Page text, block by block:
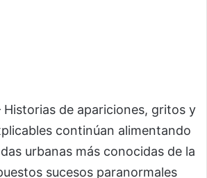
Historias de apariciones, gritos y
continúan alimentando
urbanas más conocidas de la
sucesos paranormales